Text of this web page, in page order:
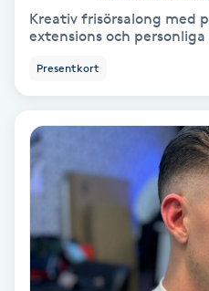
Tatuering
Tatueringsborttagning
Terapi
Thaimassage
Torr hårbotten
Kreativ frisörsalong med
extensions och
Presentkort